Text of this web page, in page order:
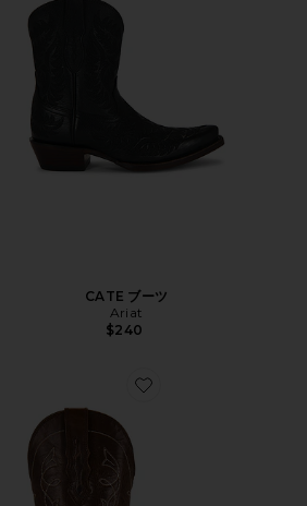
CATE ブーツ
Ariat
$240
Favorite HERITAGE ブーツ